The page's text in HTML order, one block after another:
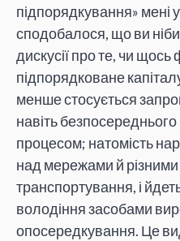
підпорядкування» мені
сподобалося, що ви ніби
дискусії про те, чи
підпорядковане
менше стосується
навіть
процесом; натомість
над мережами й різними
транспортування, і
володіння засобами
опосередкування. Це